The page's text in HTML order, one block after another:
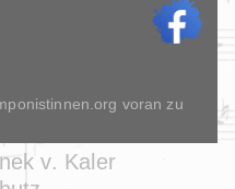
voran zu
v. Kaler